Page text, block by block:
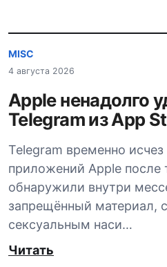
MISC
4 августа 2026
Apple ненадолго
Telegram из App
Telegram временно исчез
приложений Apple после
обнаружили внутри
запрещённый материал,
сексуальным наси…
Читать